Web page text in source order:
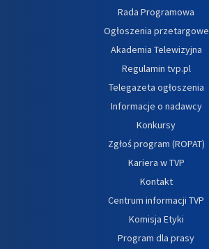
Rada Programowa
Ogłoszenia przetargowe
Akademia Telewizyjna
Regulamin tvp.pl
Telegazeta ogłoszenia
Informacje o nadawcy
Konkursy
Zgłoś program (ROPAT)
Kariera w TVP
Kontakt
Centrum informacji TVP
Komisja Etyki
Program dla prasy